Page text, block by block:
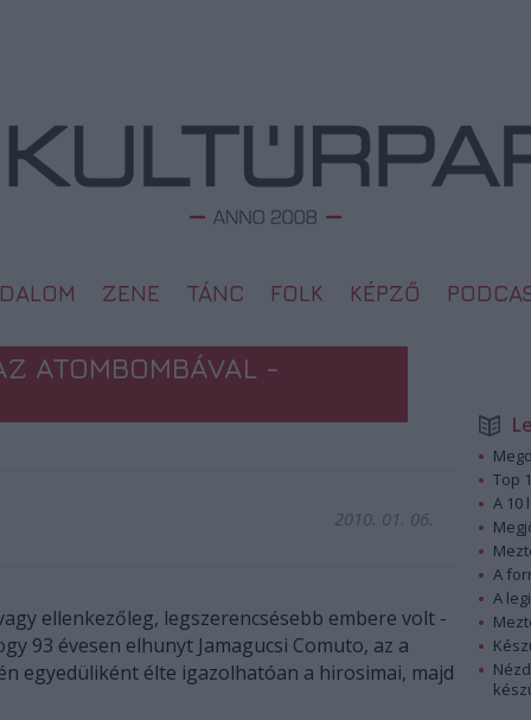
ZENE TÁNC FOLK KÉPZŐ
ATOMBOMBÁVAL -
2010. 01. 06.
ellenkezőleg, legszerencsésebb embere volt -
93 évesen elhunyt Jamagucsi Comuto, az a
egyedüliként élte igazolhatóan a hirosimai, majd
Top
A 10
A
A